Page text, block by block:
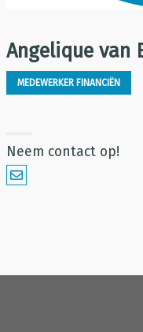
Angelique van
MEDEWERKER FINANCIËN
Neem contact op!